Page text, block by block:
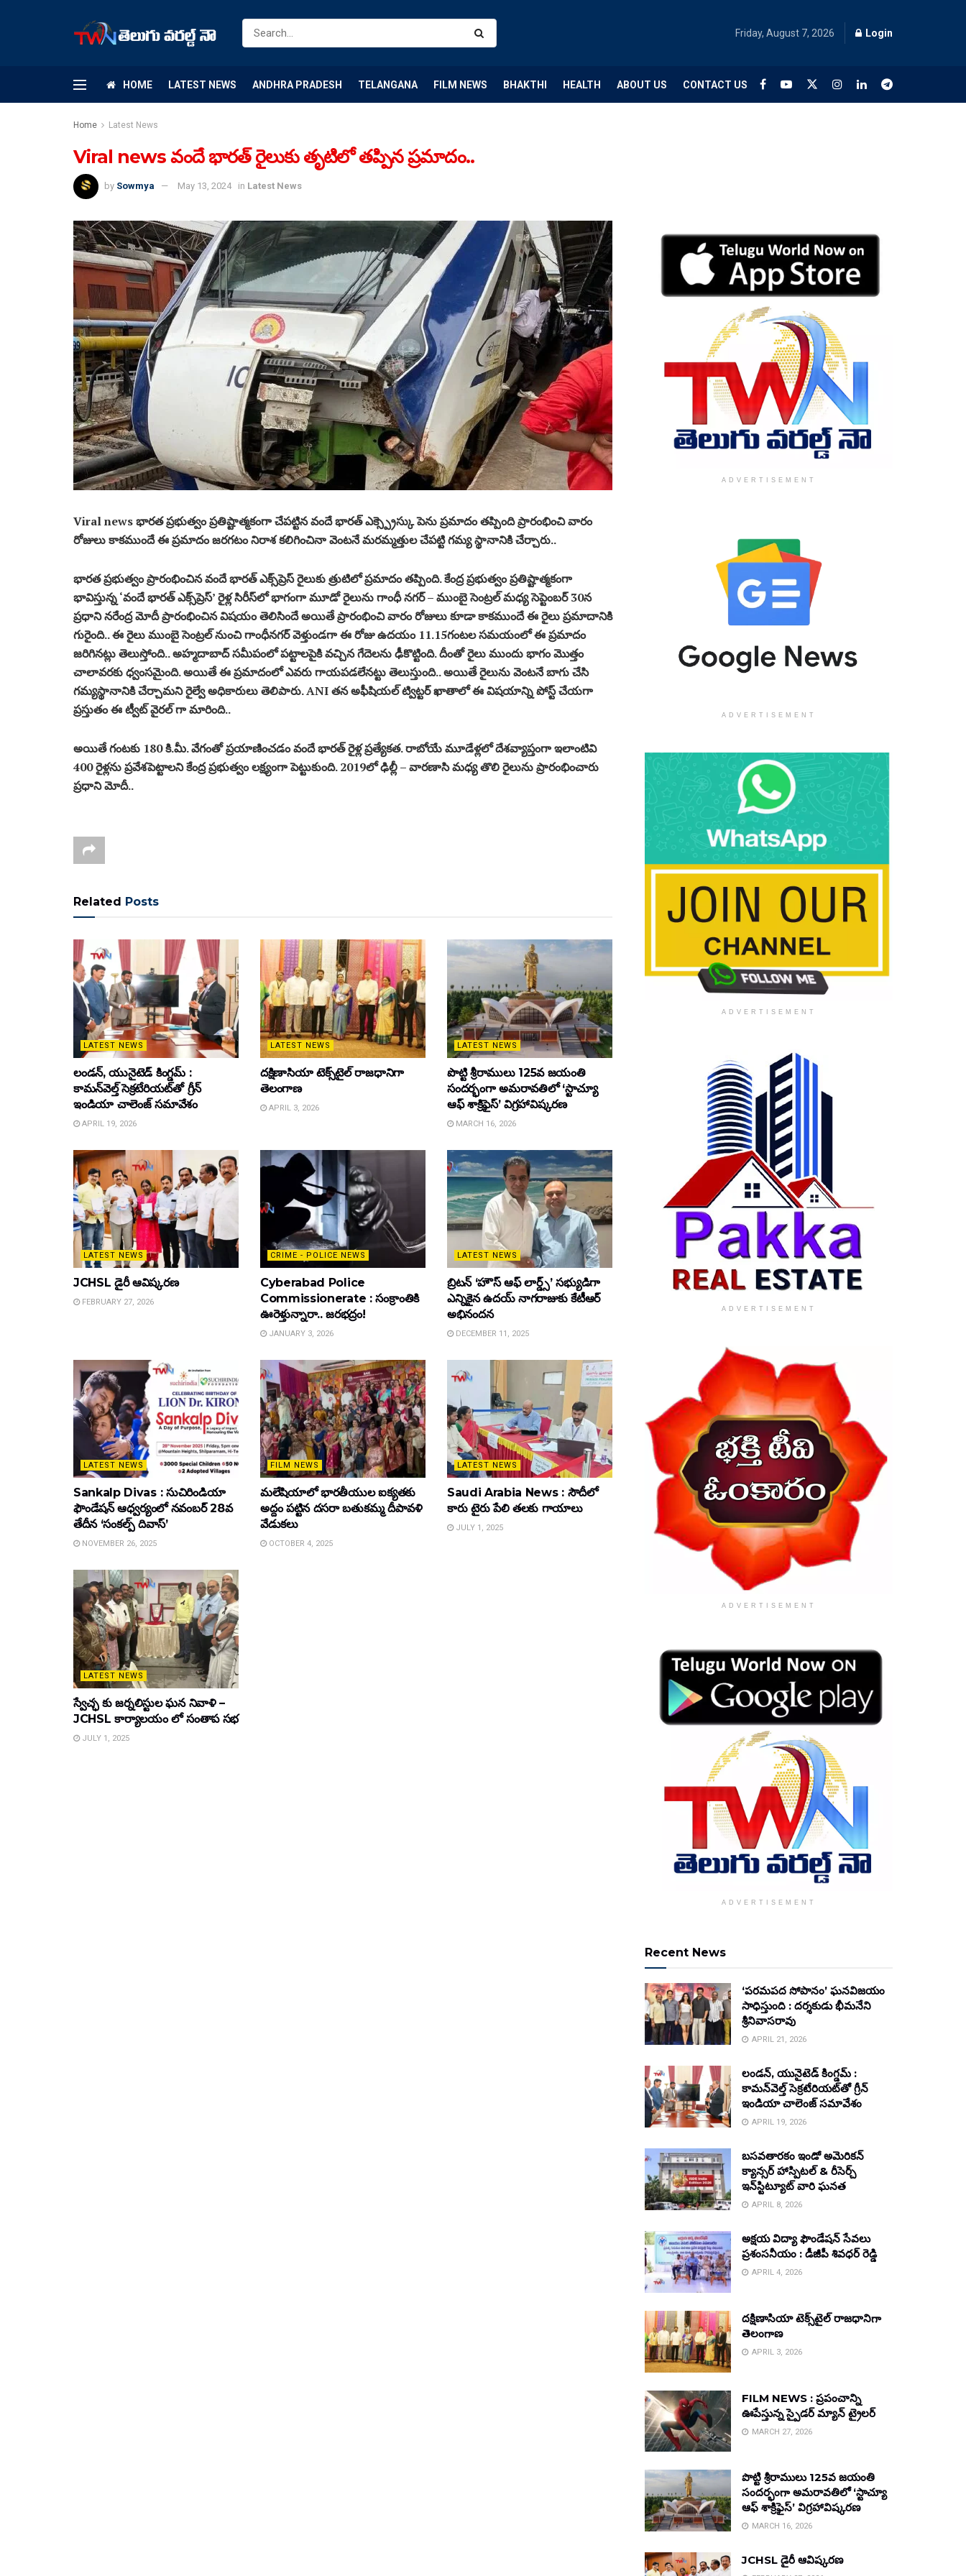
Friday, August 7, 2026 Login
HOME LATEST NEWS ANDHRA PRADESH TELANGANA FILM NEWS BHAKTHI HEALTH ABOUT US CONTACT US
Home Latest News
Viral news వందే భారత్ రైలుకు తృటిలో తప్పిన ప్రమాదం..
by Sowmya May 13, 2024 in Latest News
Viral news భారత ప్రభుత్వం ప్రతిష్టాత్మకంగా చేపట్టిన వందే భారత్ ఎక్స్ప్రెస్కు పెను ప్రమాదం తప్పింది ప్రారంభించి వారం
రోజులు కాకముందే ఈ ప్రమాదం జరగటం నిరాశ కలిగించినా వెంటనే మరమ్మత్తుల చేపట్టి గమ్య స్థానానికి చేర్చారు..
భారత ప్రభుత్వం ప్రారంభించిన వందే భారత్ ఎక్స్‌ప్రెస్ రైలుకు త్రుటిలో ప్రమాదం తప్పింది. కేంద్ర ప్రభుత్వం ప్రతిష్టాత్మకంగా
భావిస్తున్న ‘వందే భారత్ ఎక్స్‌ప్రెస్’ రైళ్ల సిరీస్‌లో భాగంగా మూడో రైలును గాంధీ నగర్ – ముంబై సెంట్రల్ మధ్య సెప్టెంబర్ 30న
ప్రధాని నరేంద్ర మోదీ ప్రారంభించిన విషయం తెలిసిందే అయితే ప్రారంభించి వారం రోజులు కూడా కాకముందే ఈ రైలు ప్రమాదానికి
గురైంది.. ఈ రైలు ముంబై సెంట్రల్‌ నుంచి గాంధీనగర్‌ వెళ్తుండగా ఈ రోజు ఉదయం 11.15గంటల సమయంలో ఈ ప్రమాదం
జరిగినట్లు తెలుస్తోంది.. అహ్మదాబాద్ సమీపంలో పట్టాలపైకి వచ్చిన గేదెలను ఢీకొట్టింది. దీంతో రైలు ముందు భాగం మొత్తం
చాలావరకు ధ్వంసమైంది. అయితే ఈ ప్రమాదంలో ఎవరు గాయపడలేనట్టు తెలుస్తుంది.. అయితే రైలును వెంటనే బాగు చేసి
గమ్యస్థానానికి చేర్చామని రైల్వే అధికారులు తెలిపారు. ANI తన అఫీషియల్ ట్విట్టర్ ఖాతాలో ఈ విషయాన్ని పోస్ట్ చేయగా
ప్రస్తుతం ఈ ట్వీట్ వైరల్ గా మారింది..
అయితే గంటకు 180 కి.మీ. వేగంతో ప్రయాణించడం వందే భారత్ రైళ్ల ప్రత్యేకత. రాబోయే మూడేళ్లలో దేశవ్యాప్తంగా ఇలాంటివి
400 రైళ్లను ప్రవేశపెట్టాలని కేంద్ర ప్రభుత్వం లక్ష్యంగా పెట్టుకుంది. 2019లో ఢిల్లీ – వారణాసి మధ్య తొలి రైలును ప్రారంభించారు
ప్రధాని మోదీ..
Related Posts
LATEST NEWS
లండన్, యునైటెడ్ కింగ్డమ్ :
కామన్‌వెల్త్ సెక్రటేరియట్‌తో గ్రీన్
ఇండియా చాలెంజ్ సమావేశం
APRIL 19, 2026
LATEST NEWS
దక్షిణాసియా టెక్స్‌టైల్ రాజధానిగా
తెలంగాణ
APRIL 3, 2026
LATEST NEWS
పొట్టి శ్రీరాములు 125వ జయంతి
సందర్భంగా అమరావతిలో ‘స్టాచ్యూ
ఆఫ్ శాక్రిఫైస్’ విగ్రహావిష్కరణ
MARCH 16, 2026
LATEST NEWS
JCHSL డైరీ ఆవిష్కరణ
FEBRUARY 27, 2026
CRIME - POLICE NEWS
Cyberabad Police
Commissionerate : సంక్రాంతికి
ఊరెళ్తున్నారా.. జరభద్రం!
JANUARY 3, 2026
LATEST NEWS
బ్రిటన్ ‘హౌస్ ఆఫ్ లార్డ్స్’ సభ్యుడిగా
ఎన్నికైన ఉదయ్ నాగరాజుకు కేటీఆర్
అభినందన
DECEMBER 11, 2025
LATEST NEWS
Sankalp Divas : సుచిరిండియా
ఫౌండేషన్ ఆధ్వర్యంలో నవంబర్ 28వ
తేదీన ‘సంకల్ప్ దివాస్’
NOVEMBER 26, 2025
FILM NEWS
మలేషియాలో భారతీయుల ఐక్యతకు
అద్దం పట్టిన దసరా బతుకమ్మ దీపావళి
వేడుకలు
OCTOBER 4, 2025
LATEST NEWS
Saudi Arabia News : సౌదీలో
కారు టైరు పేలి తలకు గాయాలు
JULY 1, 2025
LATEST NEWS
స్వేచ్ఛ కు జర్నలిస్టుల ఘన నివాళి –
JCHSL కార్యాలయం లో సంతాప సభ
JULY 1, 2025
ADVERTISEMENT
ADVERTISEMENT
ADVERTISEMENT
ADVERTISEMENT
ADVERTISEMENT
ADVERTISEMENT
Recent News
‘పరమపద సోపానం’ ఘనవిజయం
సాధిస్తుంది : దర్శకుడు భీమనేని
శ్రీనివాసరావు
APRIL 21, 2026
లండన్, యునైటెడ్ కింగ్డమ్ :
కామన్‌వెల్త్ సెక్రటేరియట్‌తో గ్రీన్
ఇండియా చాలెంజ్ సమావేశం
APRIL 19, 2026
బసవతారకం ఇండో అమెరికన్
క్యాన్సర్ హాస్పిటల్ & రీసెర్చ్
ఇన్‌స్టిట్యూట్ వారి ఘనత
APRIL 8, 2026
అక్షయ విద్యా ఫౌండేషన్ సేవలు
ప్రశంసనీయం : డీజీపీ శివధర్ రెడ్డి
APRIL 4, 2026
దక్షిణాసియా టెక్స్‌టైల్ రాజధానిగా
తెలంగాణ
APRIL 3, 2026
FILM NEWS : ప్రపంచాన్ని
ఊపేస్తున్న స్పైడర్ మ్యాన్ ట్రైలర్
MARCH 27, 2026
పొట్టి శ్రీరాములు 125వ జయంతి
సందర్భంగా అమరావతిలో ‘స్టాచ్యూ
ఆఫ్ శాక్రిఫైస్’ విగ్రహావిష్కరణ
MARCH 16, 2026
JCHSL డైరీ ఆవిష్కరణ